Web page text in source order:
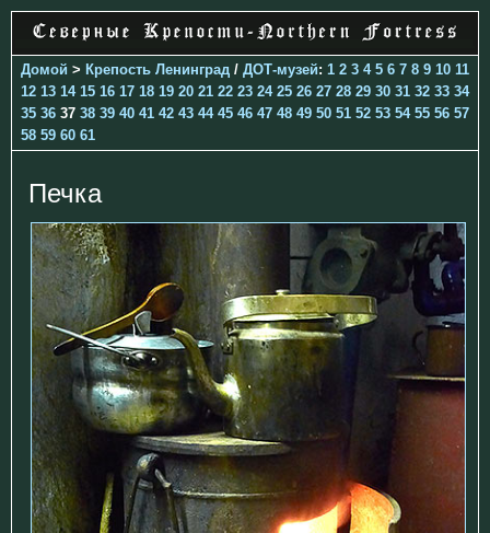
Домой > Крепость Ленинград / ДОТ-музей: 1 2 3 4 5 6 7 8 9 10 11
12 13 14 15 16 17 18 19 20 21 22 23 24 25 26 27 28 29 30 31 32 33 34
35 36 37 38 39 40 41 42 43 44 45 46 47 48 49 50 51 52 53 54 55 56 57
58 59 60 61
Печка